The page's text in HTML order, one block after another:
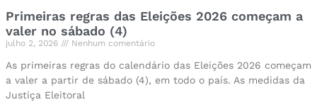
Primeiras regras das Eleições 2026 começam a
valer no sábado (4)
julho 2, 2026 Nenhum comentário
As primeiras regras do calendário das Eleições 2026 começam
a valer a partir de sábado (4), em todo o país. As medidas da
Justiça Eleitoral